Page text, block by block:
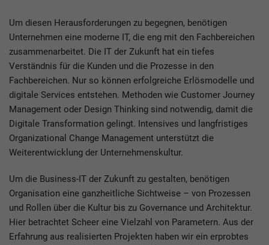
Um diesen Herausforderungen zu begegnen, benötigen
Unternehmen eine moderne IT, die eng mit den Fachbereichen
zusammenarbeitet. Die IT der Zukunft hat ein tiefes
Verständnis für die Kunden und die Prozesse in den
Fachbereichen. Nur so können erfolgreiche Erlösmodelle und
digitale Services entstehen. Methoden wie Customer Journey
Management oder Design Thinking sind notwendig, damit die
Digitale Transformation gelingt. Intensives und langfristiges
Organizational Change Management unterstützt die
Weiterentwicklung der Unternehmenskultur.
Um die Business-IT der Zukunft zu gestalten, benötigen
Organisation eine ganzheitliche Sichtweise – von Prozessen
und Rollen über die Kultur bis zu Governance und Architektur.
Hier betrachtet Scheer eine Vielzahl von Parametern. Aus der
Erfahrung aus realisierten Projekten haben wir ein erprobtes